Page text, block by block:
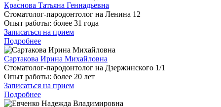
Краснова Татьяна Геннадьевна
Стоматолог-пародонтолог на Ленина 12
Опыт работы: более 31 года
Записаться на прием
Подробнее
Сартакова Ирина Михайловна
Стоматолог-пародонтолог на Дзержинского 1/1
Опыт работы: более 20 лет
Записаться на прием
Подробнее